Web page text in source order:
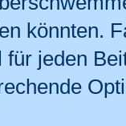
könnten.
jeden